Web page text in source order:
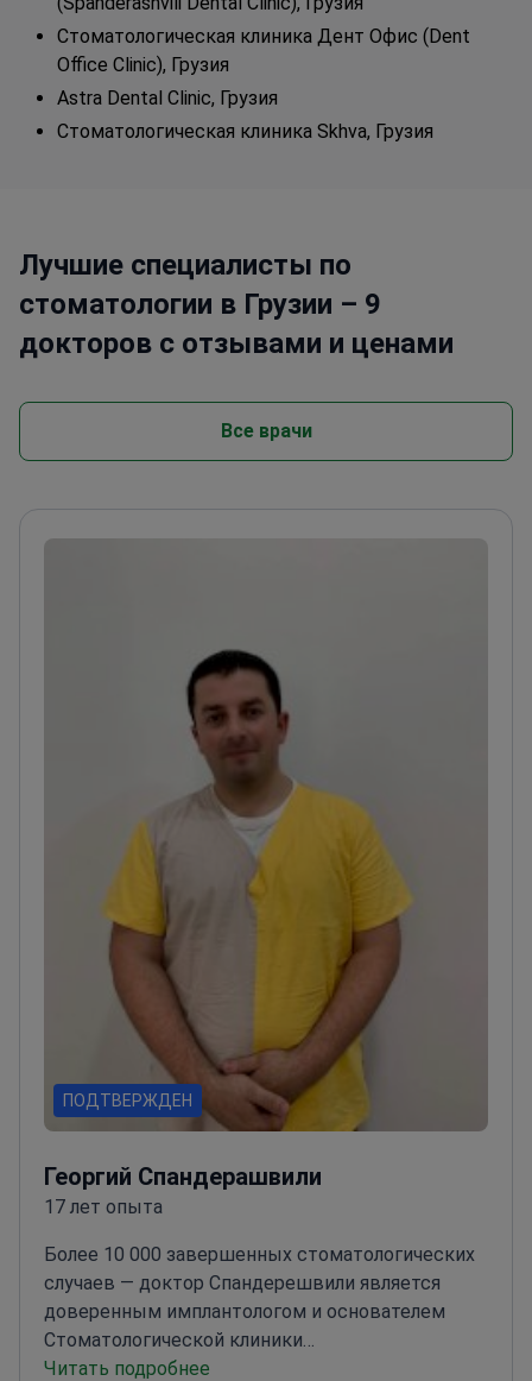
Стоматологическая клиника Дент Офис (Dent
Office Clinic), Грузия
Astra Dental Clinic, Грузия
Стоматологическая клиника Skhva, Грузия
Лучшие специалисты по
стоматологии в Грузии – 9
докторов с отзывами и ценами
Все врачи
ПОДТВЕРЖДЕН
Георгий Спандерашвили
17 лет опыта
Более 10 000 завершенных стоматологических
случаев — доктор Спандерешвили является
доверенным имплантологом и основателем
Стоматологической клиники
Спандерешвили. Специализируется на
Читать подробнее